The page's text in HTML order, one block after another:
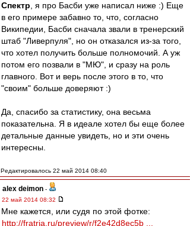
Спектр , я про Басби уже написал ниже :) Еще
в его примере забавно то, что, согласно
Википедии, Басби сначала звали в тренерский
штаб "Ливерпуля", но он отказался из-за того,
что хотел получить больше полномочий. А уж
потом его позвали в "МЮ", и сразу на роль
главного. Вот и верь после этого в то, что
"своим" больше доверяют :)
Да, спасибо за статистику, она весьма
показательна. Я в идеале хотел бы еще более
детальные данные увидеть, но и эти очень
интересны.
Редактировалось 22 май 2014 08:40
alex deimon -
22 май 2014 08:32
Мне кажется, или судя по этой фотке:
http://fratria.ru/preview/r/f2e42d8ec5b ...